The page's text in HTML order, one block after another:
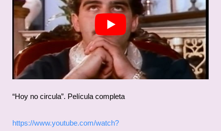
“Hoy no circula”. Película completa
https://www.youtube.com/watch?